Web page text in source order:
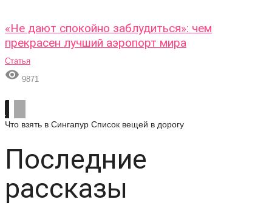
«Не дают спокойно заблудиться»: чем
прекрасен лучший аэропорт мира
Статья
 9871
Что взять в Сингапур Список вещей в дорогу
Последние
рассказы